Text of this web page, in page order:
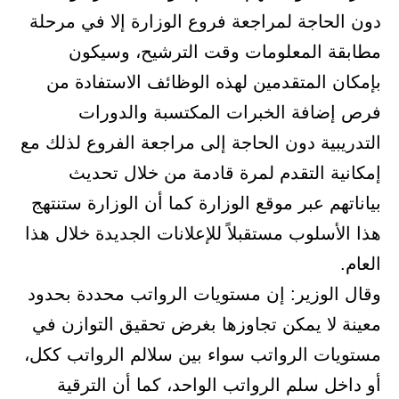
دون الحاجة لمراجعة فروع الوزارة إلا في مرحلة
مطابقة المعلومات وقت الترشيح، وسيكون
بإمكان المتقدمين لهذه الوظائف الاستفادة من
فرص إضافة الخبرات المكتسبة والدورات
التدريبية دون الحاجة إلى مراجعة الفروع لذلك مع
إمكانية التقدم لمرة قادمة من خلال تحديث
بياناتهم عبر موقع الوزارة كما أن الوزارة ستنتهج
هذا الأسلوب مستقبلاً للإعلانات الجديدة خلال هذا
العام.
وقال الوزير: إن مستويات الرواتب محددة بحدود
معينة لا يمكن تجاوزها بغرض تحقيق التوازن في
مستويات الرواتب سواء بين سلالم الرواتب ككل،
أو داخل سلم الرواتب الواحد، كما أن الترقية